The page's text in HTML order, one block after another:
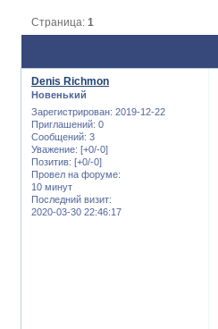
Страница:1
Denis Richmon
Новенький
Зарегистрирован: 2019-12-22
Приглашений: 0
Сообщений: 3
Уважение: [+0/-0]
Позитив: [+0/-0]
Провел на форуме:
10 минут
Последний визит:
2020-03-30 22:46:17